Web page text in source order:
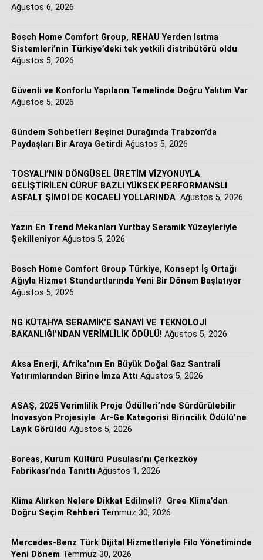
çalışmalar, üretken istihdam anlayışını bugün de
İş birliğinin sektöre ve kullanıcılara sunduğu avantajlara
değinen Bosch Home Comfort Group Türkiye, Kafkasya
ve Orta Asya Satış Genel Müdürü Kıvanç Arman, süreçle
“Müşterilerimizin değişen ihtiyaçlarına en hızlı ve en
Havalandırma ve İklimlendirme) çözüm portföyümüzü
sürekli genişletiyoruz. REHAU Yerden Isıtma Sistemleri
konutlardan ticari yapılara kadar tüm uygulama
alanlarında ‘tek çatı altında bütüncül ve entegre sistem
çözümleri’ sunma iddiamızı pekiştiriyoruz. Müşterilerimiz
sistemlerine, iklimlendirme ihtiyaçlarının tamamını
karşılayan tek bir güvenilir iş ortağı üzerinden, yüksek
Sürdürülebilir ve yüksek verimli iklimlendirme çözümlerini
REHAU Yerden Isıtma Sistemleri ile gerçekleştirdiği bu
stratejik ortaklıkla HVAC (Isıtma, Havalandırma ve
Yapılan anlaşma doğrultusunda şirket konutlardan ticari
yapılara kadar farklı uygulama alanlarında müşterilerine
tek çatı altında daha kapsamlı, entegre ve bütüncül sistem
Ağustos 6, 2026
Bosch Home Comfort Group, REHAU Yerden Isıtma
Sistemleri’nin Türkiye’deki tek yetkili distribütörü oldu
Ağustos 5, 2026
Güvenli ve Konforlu Yapıların Temelinde Doğru Yalıtım Var
Ağustos 5, 2026
Gündem Sohbetleri Beşinci Durağında Trabzon’da
Paydaşları Bir Araya Getirdi Ağustos 5, 2026
TOSYALI’NIN DÖNGÜSEL ÜRETİM VİZYONUYLA
GELİŞTİRİLEN CÜRUF BAZLI YÜKSEK PERFORMANSLI
ASFALT ŞİMDİ DE KOCAELİ YOLLARINDA Ağustos 5, 2026
Yazın En Trend Mekanları Yurtbay Seramik Yüzeyleriyle
Şekilleniyor Ağustos 5, 2026
Bosch Home Comfort Group Türkiye, Konsept İş Ortağı
Ağıyla Hizmet Standartlarında Yeni Bir Dönem Başlatıyor
Ağustos 5, 2026
NG KÜTAHYA SERAMİK’E SANAYİ VE TEKNOLOJİ
BAKANLIĞI’NDAN VERİMLİLİK ÖDÜLÜ! Ağustos 5, 2026
Aksa Enerji, Afrika’nın En Büyük Doğal Gaz Santrali
Yatırımlarından Birine İmza Attı Ağustos 5, 2026
ASAŞ, 2025 Verimlilik Proje Ödülleri’nde Sürdürülebilir
İnovasyon Projesiyle Ar-Ge Kategorisi Birincilik Ödülü’ne
Layık Görüldü Ağustos 5, 2026
Boreas, Kurum Kültürü Pusulası’nı Çerkezköy
Fabrikası’nda Tanıttı Ağustos 1, 2026
Klima Alırken Nelere Dikkat Edilmeli? Gree Klima’dan
Doğru Seçim Rehberi Temmuz 30, 2026
Mercedes-Benz Türk Dijital Hizmetleriyle Filo Yönetiminde
Yeni Dönem Temmuz 30, 2026